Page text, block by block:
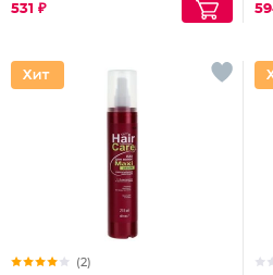
531 ₽
(2)